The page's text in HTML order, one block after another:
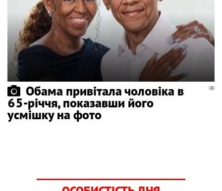
Обама привітала чоловіка в
65-річчя, показавши його
усмішку на фото